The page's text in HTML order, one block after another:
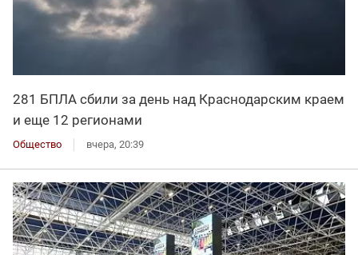
281 БПЛА сбили за день над Краснодарским краем
и еще 12 регионами
Общество вчера, 20:39